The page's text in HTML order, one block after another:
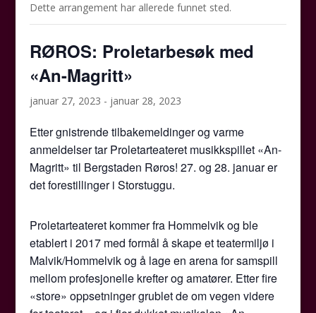
Dette arrangement har allerede funnet sted.
RØROS: Proletarbesøk med
«An-Magritt»
januar 27, 2023 - januar 28, 2023
Etter gnistrende tilbakemeldinger og varme
anmeldelser tar Proletarteateret musikkspillet «An-
Magritt» til Bergstaden Røros! 27. og 28. januar er
det forestillinger i Storstuggu.
Proletarteateret kommer fra Hommelvik og ble
etablert i 2017 med formål å skape et teatermiljø i
Malvik/Hommelvik og å lage en arena for samspill
mellom profesjonelle krefter og amatører. Etter fire
«store» oppsetninger grublet de om vegen videre